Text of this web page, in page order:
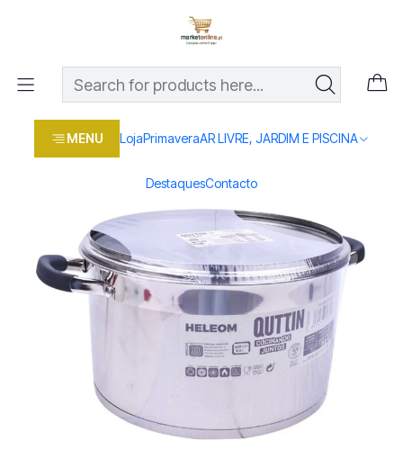
MENU LojaPrimaveraAR LIVRE, JARDIM E PISCINA
DestaquesContacto
Os melhores preços em produtos para casa, jardim e bricolage
Loja Casa e conforto PANELA IND. 20CM 4L 8MM HELEOM